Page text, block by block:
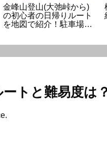
金峰山登山(大弛峠から)
の初心者の日帰りルート
を地図で紹介！駐車場へ
トと難易度は